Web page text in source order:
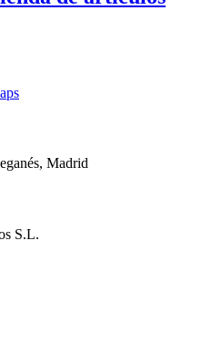
Madrid
S.L.